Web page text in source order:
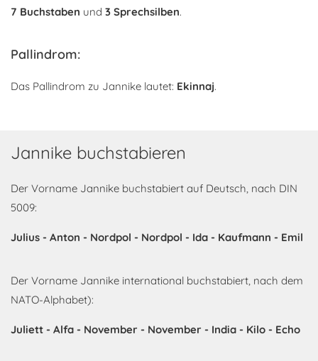
7 Buchstaben und 3 Sprechsilben.
Pallindrom:
Das Pallindrom zu Jannike lautet: Ekinnaj.
Jannike buchstabieren
Der Vorname Jannike buchstabiert auf Deutsch, nach DIN
5009:
Julius - Anton - Nordpol - Nordpol - Ida - Kaufmann - Emil
Der Vorname Jannike international buchstabiert, nach dem
NATO-Alphabet):
Juliett - Alfa - November - November - India - Kilo - Echo